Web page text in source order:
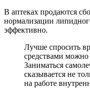
В аптеках продаются
нормализации
эффективно.
Лучше спросить
средствами
Заниматься
сказывается не
на работе